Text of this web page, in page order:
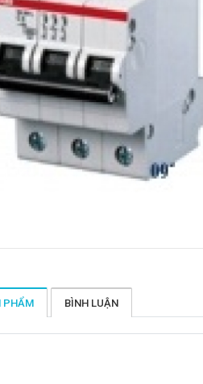
PHẨM BÌNH LUẬN